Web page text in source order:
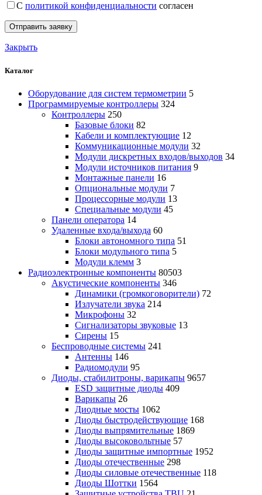
С политикой конфиденциальности согласен
Закрыть
Каталог
Оборудование для систем термометрии 5
Программируемые контроллеры 324
Контроллеры 250
Базовые блоки 82
Кабели и комплектующие 12
Коммуникационные модули 32
Модули дискретных входов/выходов 34
Модули источников питания 9
Монтажные панели 16
Опциональные модули 7
Процессорные модули 13
Специальные модули 45
Панели оператора 14
Удаленные входа/выхода 60
Блоки автономного типа 51
Блоки модульного типа 5
Модули клемм 3
Радиоэлектронные компоненты 80503
Акустические компоненты 346
Динамики (громкоговорители) 72
Излучатели звука 214
Микрофоны 32
Сигнализаторы звуковые 13
Сирены 15
Беспроводные системы 241
Антенны 146
Радиомодули 95
Диоды, стабилитроны, варикапы 9657
ESD защитные диоды 409
Варикапы 26
Диодные мосты 1062
Диоды быстродействующие 168
Диоды выпрямительные 1869
Диоды высоковольтные 57
Диоды защитные импортные 1952
Диоды отечественные 298
Диоды силовые отечественные 118
Диоды Шоттки 1564